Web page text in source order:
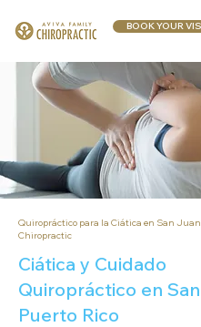
BOOK YOUR
Quiropráctico para la Ciática en San
Chiropractic
Ciática y Cuidado
Quiropráctico en
Puerto Rico